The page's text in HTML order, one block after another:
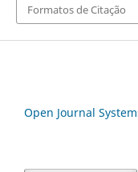
Formatos de Citação
Open Journal